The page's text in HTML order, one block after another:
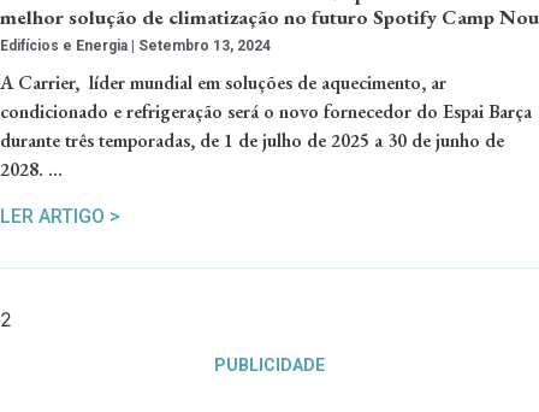
melhor solução de climatização no futuro Spotify Camp Nou
Edifícios e Energia Setembro 13, 2024
A Carrier, líder mundial em soluções de aquecimento, ar
condicionado e refrigeração será o novo fornecedor do Espai Barça
durante três temporadas, de 1 de julho de 2025 a 30 de junho de
2028. …
LER ARTIGO >
PUBLICIDADE